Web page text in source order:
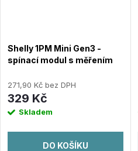
Shelly 1PM Mini Gen3 -
spínací modul s měřením
Bluetooth)
271,90 Kč bez DPH
329 Kč
Skladem
DO KOŠÍKU